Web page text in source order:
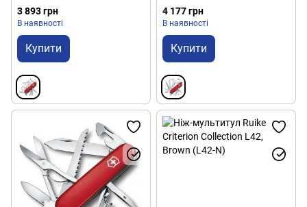
3 893 грн
В наявності
Купити
4 177 грн
В наявності
Купити